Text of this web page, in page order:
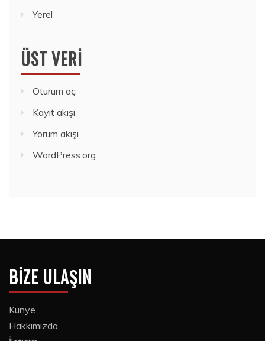
Yerel
ÜST VERI
Oturum aç
Kayıt akışı
Yorum akışı
WordPress.org
BIZE ULAŞIN
Künye
Hakkımızda